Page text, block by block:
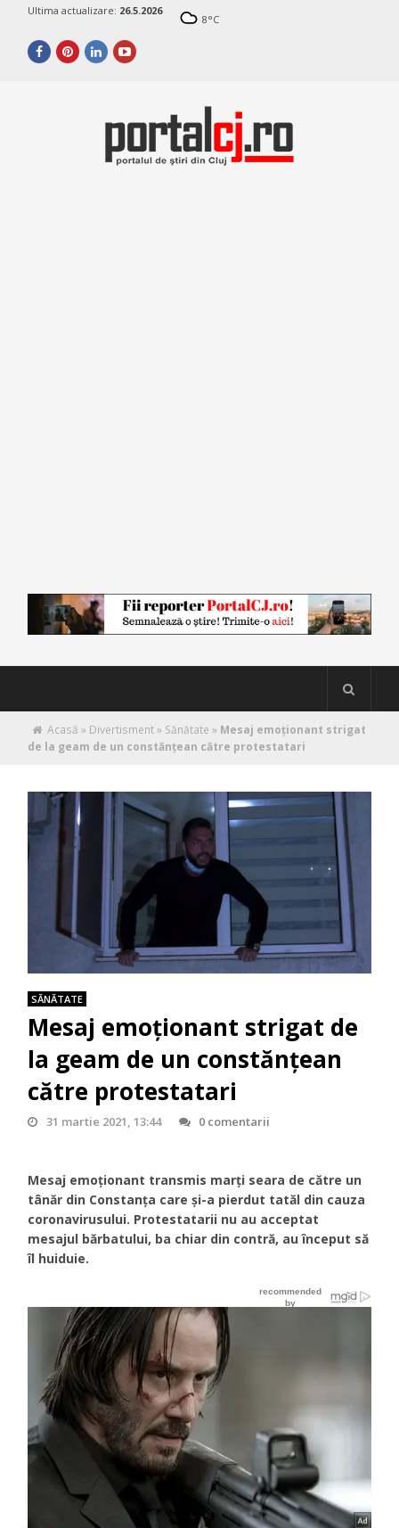
Ultima actualizare: 26.5.2026
8°C
Acasă » Divertisment» Sănătate » Mesaj emoționant strigat
de la geam de un constănțean către protestatari
SĂNĂTATE
Mesaj emoționant strigat de
la geam de un constănțean
către protestatari
31 martie 2021, 13:44 0 comentarii
Mesaj emoționant transmis marți seara de către un
tânăr din Constanța care și-a pierdut tatăl din cauza
coronavirusului. Protestatarii nu au acceptat
mesajul bărbatului, ba chiar din contră, au început să
îl huiduie.